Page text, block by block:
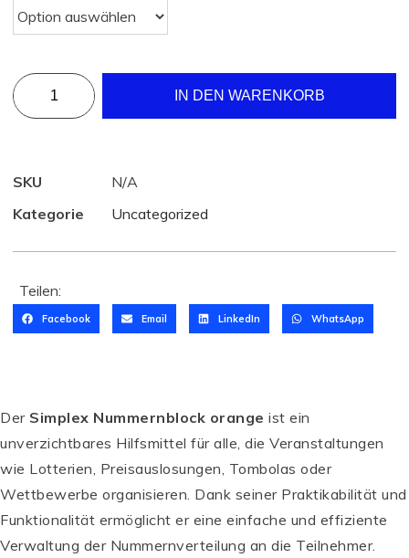
IN DEN WARENKORB
SKU
N/A
Kategorie
Uncategorized
Teilen:
Facebook Email LinkedIn WhatsApp
Der Simplex Nummernblock orange ist ein
unverzichtbares Hilfsmittel für alle, die Veranstaltungen
wie Lotterien, Preisauslosungen, Tombolas oder
Wettbewerbe organisieren. Dank seiner Praktikabilität und
Funktionalität ermöglicht er eine einfache und effiziente
Verwaltung der Nummernverteilung an die Teilnehmer.